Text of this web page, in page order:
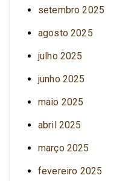
setembro 2025
agosto 2025
julho 2025
junho 2025
maio 2025
abril 2025
março 2025
fevereiro 2025